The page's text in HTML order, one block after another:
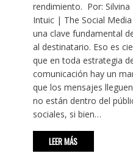
rendimiento. Por:
Intuic | The Social
una clave fundamental
al destinatario. Eso es
que en toda estrategia
comunicación hay un
que los mensajes
no están dentro del
sociales, si bien…
LEER MÁS